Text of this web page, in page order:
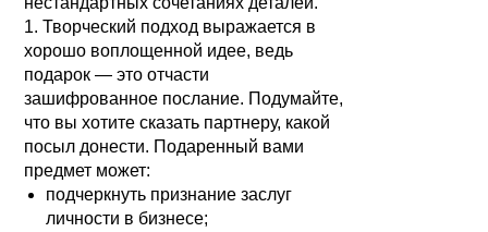
1. Творческий подход выражается в
хорошо воплощенной идее, ведь
подарок — это отчасти
зашифрованное послание. Подумайте,
что вы хотите сказать партнеру, какой
посыл донести. Подаренный вами
предмет может:
подчеркнуть признание заслуг
личности в бизнесе;